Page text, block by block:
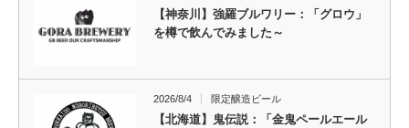
【神奈川】強羅ブルワリー：「グロウ」
を樽で飲んでみました～
2026/8/4 限定醸造ビール
【北海道】鬼伝説：「金鬼ペールエール